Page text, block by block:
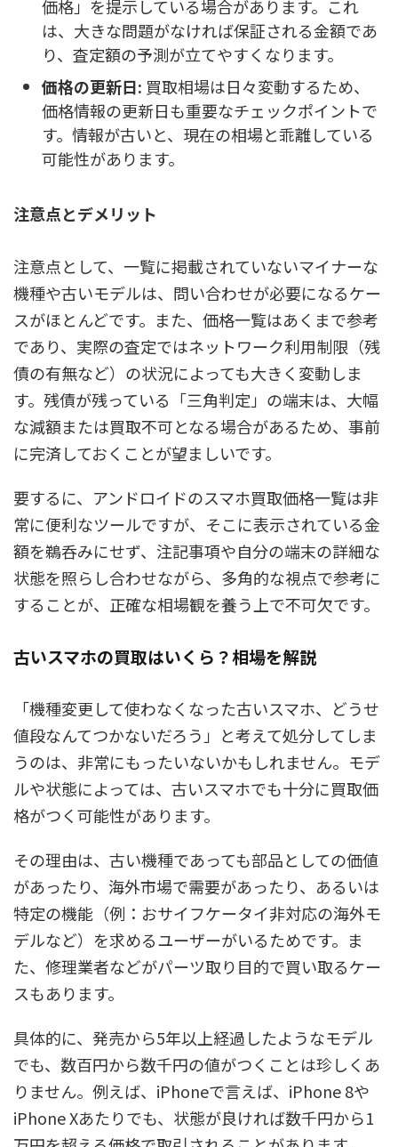
価格」を提示している場合があります。これ
は、大きな問題がなければ保証される金額であ
り、査定額の予測が立てやすくなります。
価格の更新日: 買取相場は日々変動するため、
価格情報の更新日も重要なチェックポイントで
す。情報が古いと、現在の相場と乖離している
可能性があります。
注意点とデメリット
注意点として、一覧に掲載されていないマイナーな
機種や古いモデルは、問い合わせが必要になるケー
スがほとんどです。また、価格一覧はあくまで参考
であり、実際の査定ではネットワーク利用制限（残
債の有無など）の状況によっても大きく変動しま
す。残債が残っている「三角判定」の端末は、大幅
な減額または買取不可となる場合があるため、事前
に完済しておくことが望ましいです。
要するに、アンドロイドのスマホ買取価格一覧は非
常に便利なツールですが、そこに表示されている金
額を鵜呑みにせず、注記事項や自分の端末の詳細な
状態を照らし合わせながら、多角的な視点で参考に
することが、正確な相場観を養う上で不可欠です。
古いスマホの買取はいくら？相場を解説
「機種変更して使わなくなった古いスマホ、どうせ
値段なんてつかないだろう」と考えて処分してしま
うのは、非常にもったいないかもしれません。モデ
ルや状態によっては、古いスマホでも十分に買取価
格がつく可能性があります。
その理由は、古い機種であっても部品としての価値
があったり、海外市場で需要があったり、あるいは
特定の機能（例：おサイフケータイ非対応の海外モ
デルなど）を求めるユーザーがいるためです。ま
た、修理業者などがパーツ取り目的で買い取るケー
スもあります。
具体的に、発売から5年以上経過したようなモデル
でも、数百円から数千円の値がつくことは珍しくあ
りません。例えば、iPhoneで言えば、iPhone 8や
iPhone Xあたりでも、状態が良ければ数千円から1